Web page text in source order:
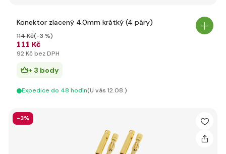
Konektor zlacený 4.0mm krátký (4 páry)
111 Kč
114 Kč(-3 %)
92 Kč bez DPH
+ 3 body
Expedice do 48 hodín(U vás 12.08.)
-3%